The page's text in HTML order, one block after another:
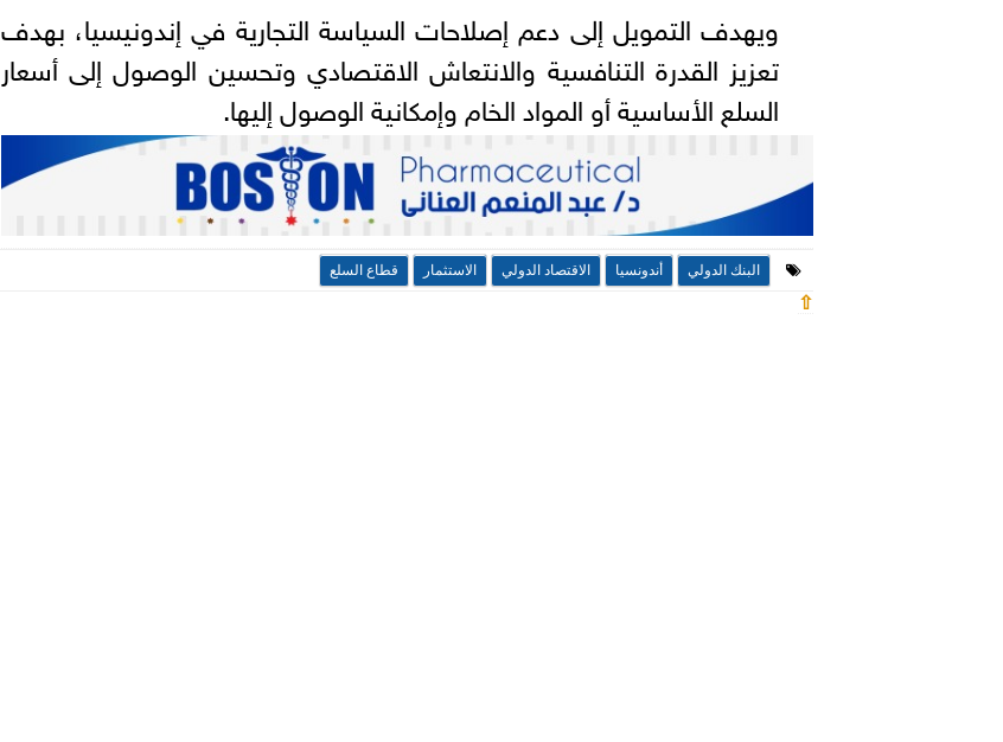
ويهدف التمويل إلى دعم إصلاحات السياسة التجارية في إندونيسيا، بهدف
تعزيز القدرة التنافسية والانتعاش الاقتصادي وتحسين الوصول إلى أسعار
السلع الأساسية أو المواد الخام وإمكانية الوصول إليها.
البنك الدولي أندونسيا الاقتصاد الدولي الاستثمار قطاع السلع
⇧